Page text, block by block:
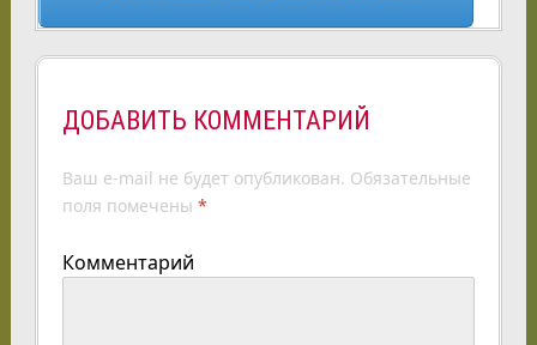
ДОБАВИТЬ КОММЕНТАРИЙ
Ваш e-mail не будет опубликован. Обязательные
поля помечены *
Комментарий